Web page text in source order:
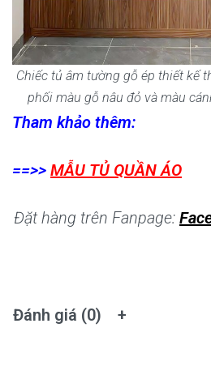
Chiếc tủ âm tường gỗ ép thiết kế
phối màu gỗ nâu đỏ và màu
Tham khảo thêm:
==>> MẪU TỦ QUẦN ÁO
Đặt hàng trên Fanpage:
Đánh giá (0)